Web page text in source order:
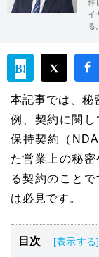
件
イ
る。
本記事では、秘
例、契約に関
保持契約（
た営業上の秘
る契約のこと
は必見です。
目次